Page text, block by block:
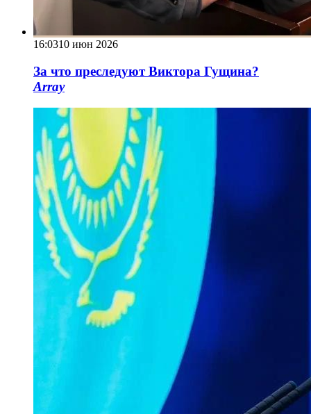
16:0310 июн 2026
За что преследуют Виктора Гущина?
Array